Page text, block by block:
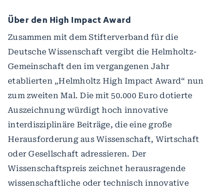
Über den High Impact Award
Zusammen mit dem Stifterverband für die
Deutsche Wissenschaft vergibt die Helmholtz-
Gemeinschaft den im vergangenen Jahr
etablierten „Helmholtz High Impact Award“ nun
zum zweiten Mal. Die mit 50.000 Euro dotierte
Auszeichnung würdigt hoch innovative
interdisziplinäre Beiträge, die eine große
Herausforderung aus Wissenschaft, Wirtschaft
oder Gesellschaft adressieren. Der
Wissenschaftspreis zeichnet herausragende
wissenschaftliche oder technisch innovative